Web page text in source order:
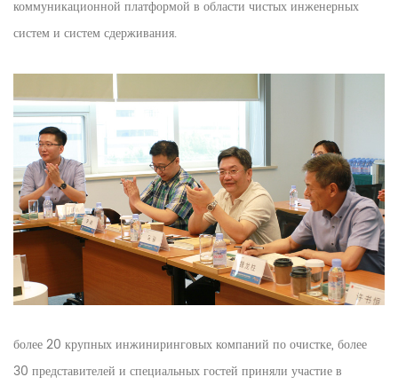
коммуникационной платформой в области чистых инженерных
систем и систем сдерживания.
более 20 крупных инжиниринговых компаний по очистке, более
30 представителей и специальных гостей приняли участие в